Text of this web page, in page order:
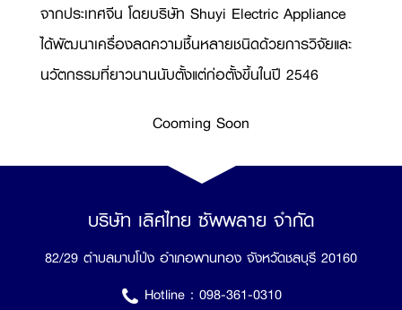
จากประเทศจีน โดยบริษัท Shuyi Electric Appliance
ได้พัฒนาเครื่องลดความชื้นหลายชนิดด้วยการวิจัยและ
นวัตกรรมที่ยาวนานนับตั้งแต่ก่อตั้งขึ้นในปี 2546
Cooming Soon
บริษัท เลิศไทย ซัพพลาย จำกัด
82/29 ตำบลมาบโป่ง อำเภอพานทอง จังหวัดชลบุรี 20160
Hotline : 098-361-0310